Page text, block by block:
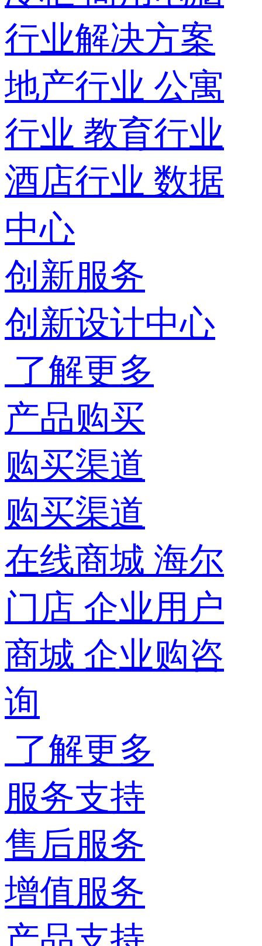
行业解决方案
地产行业 公寓
行业 教育行业
酒店行业 数据
中心
创新服务
创新设计中心
了解更多
产品购买
购买渠道
购买渠道
在线商城 海尔
门店 企业用户
商城 企业购咨
询
了解更多
服务支持
售后服务
增值服务